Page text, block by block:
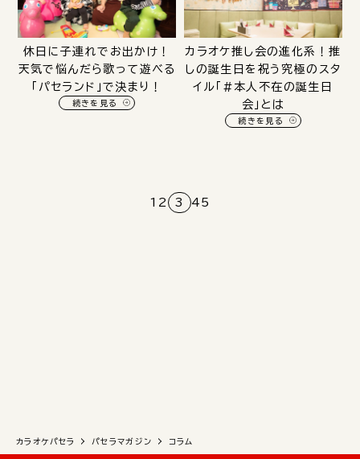
休日に子連れでお出かけ！
天気で悩んだら歌って遊べる
「パセランド」で決まり！
続きを見る
カラオケ推し会の進化系！推
しの誕生日を祝う究極のスタ
イル「#本人不在の誕生日
会」とは
続きを見る
1 2 3 4 5
カラオケパセラ パセラマガジン コラム